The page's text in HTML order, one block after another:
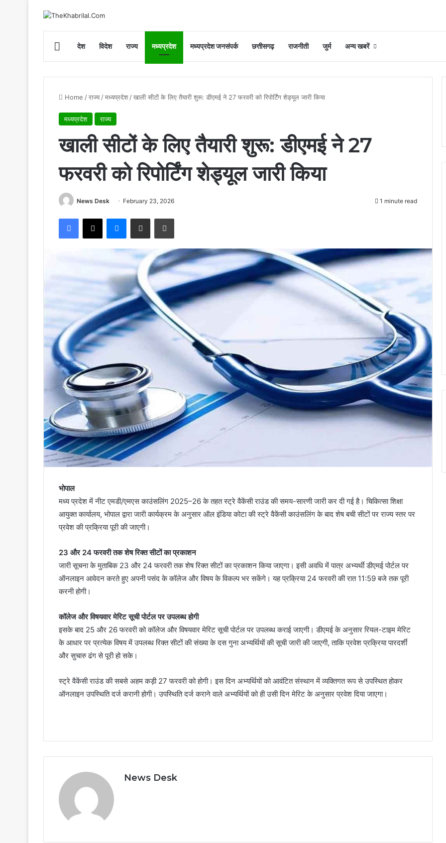
Homeदेश विदेश राज्य मध्यप्रदेश मध्यप्रदेश जनसंपर्क छत्तीसगढ़ राजनीती जुर्म अन्य खबरें
Home /राज्य /मध्यप्रदेश /खाली सीटों के लिए तैयारी शुरू: डीएमई ने 27 फरवरी को रिपोर्टिंग शेड्यूल जारी किया
मध्यप्रदेश राज्य
खाली सीटों के लिए तैयारी शुरू: डीएमई ने 27
फरवरी को रिपोर्टिंग शेड्यूल जारी किया
News Desk February 23, 2026 1 minute read
भोपाल
मध्य प्रदेश में नीट एमडी/एमएस काउंसलिंग 2025–26 के तहत स्ट्रे वैकेंसी राउंड की समय-सारणी जारी कर दी गई है। चिकित्सा शिक्षा
आयुक्त कार्यालय, भोपाल द्वारा जारी कार्यक्रम के अनुसार ऑल इंडिया कोटा की स्ट्रे वैकेंसी काउंसलिंग के बाद शेष बची सीटों पर राज्य स्तर पर
प्रवेश की प्रक्रिया पूरी की जाएगी।
23 और 24 फरवरी तक शेष रिक्त सीटों का प्रकाशन
जारी सूचना के मुताबिक 23 और 24 फरवरी तक शेष रिक्त सीटों का प्रकाशन किया जाएगा। इसी अवधि में पात्र अभ्यर्थी डीएमई पोर्टल पर
ऑनलाइन आवेदन करते हुए अपनी पसंद के कॉलेज और विषय के विकल्प भर सकेंगे। यह प्रक्रिया 24 फरवरी की रात 11:59 बजे तक पूरी
करनी होगी।
कॉलेज और विषयवार मेरिट सूची पोर्टल पर उपलब्ध होगी
इसके बाद 25 और 26 फरवरी को कॉलेज और विषयवार मेरिट सूची पोर्टल पर उपलब्ध कराई जाएगी। डीएमई के अनुसार रियल-टाइम मेरिट
के आधार पर प्रत्येक विषय में उपलब्ध रिक्त सीटों की संख्या के दस गुना अभ्यर्थियों की सूची जारी की जाएगी, ताकि प्रवेश प्रक्रिया पारदर्शी
और सुचारु ढंग से पूरी हो सके।
स्ट्रे वैकेंसी राउंड की सबसे अहम कड़ी 27 फरवरी को होगी। इस दिन अभ्यर्थियों को आवंटित संस्थान में व्यक्तिगत रूप से उपस्थित होकर
ऑनलाइन उपस्थिति दर्ज करानी होगी। उपस्थिति दर्ज कराने वाले अभ्यर्थियों को ही उसी दिन मेरिट के अनुसार प्रवेश दिया जाएगा।
News Desk